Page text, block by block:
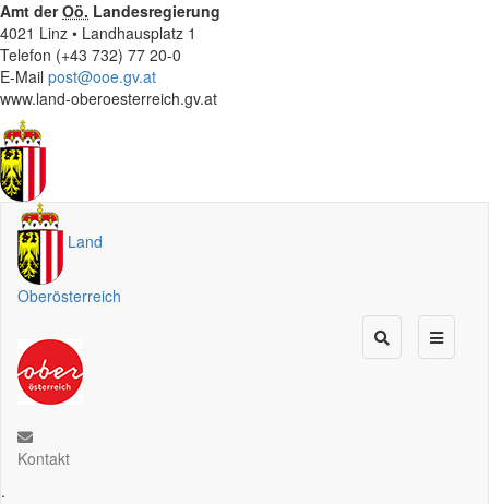
Amt derOö. Landesregierung
4021 Linz • Landhausplatz 1
Telefon (+43 732) 77 20-0
E-Mail post@ooe.gv.at
www.land-oberoesterreich.gv.at
Land
Oberösterreich
Kontakt
.